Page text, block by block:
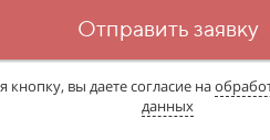
Отправить заявку
кнопку, вы даете согласие на
данных